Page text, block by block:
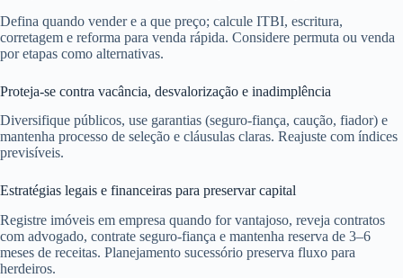
Defina quando vender e a que preço; calcule ITBI, escritura,
corretagem e reforma para venda rápida. Considere permuta ou venda
por etapas como alternativas.
Proteja-se contra vacância, desvalorização e inadimplência
Diversifique públicos, use garantias (seguro-fiança, caução, fiador) e
mantenha processo de seleção e cláusulas claras. Reajuste com índices
previsíveis.
Estratégias legais e financeiras para preservar capital
Registre imóveis em empresa quando for vantajoso, reveja contratos
com advogado, contrate seguro-fiança e mantenha reserva de 3–6
meses de receitas. Planejamento sucessório preserva fluxo para
herdeiros.